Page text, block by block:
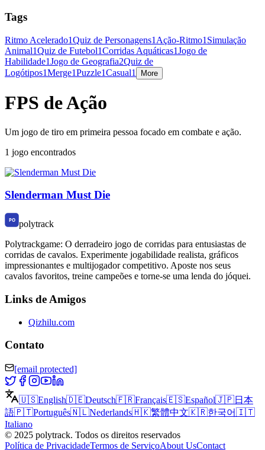
Tags
Ritmo Acelerado1Quiz de Personagens1 Ação-Ritmo1 Simulação
Animal1Quiz de Futebol1Corridas Aquáticas1Jogo de
Habilidade1Jogo de Geografia2Quiz de
Logótipos1Merge1Puzzle1Casual1 More
FPS de Ação
Um jogo de tiro em primeira pessoa focado em combate e ação.
1 jogo encontrados
Slenderman Must Die
polytrack
Polytrackgame: O derradeiro jogo de corridas para entusiastas de
corridas de cavalos. Experimente jogabilidade realista, gráficos
impressionantes e multijogador competitivo. Aposte nos seus
cavalos favoritos, treine campeões e torne-se uma lenda do jóquei.
Links de Amigos
Qizhilu.com
Contato
[email protected]
🇺🇸English🇩🇪Deutsch🇫🇷Français🇪🇸Español🇯🇵日本
語🇵🇹Português🇳🇱Nederlands🇭🇰繁體中文🇰🇷한국어🇮🇹
Italiano
© 2025 polytrack. Todos os direitos reservados
Política de PrivacidadeTermos de ServiçoAbout UsContact